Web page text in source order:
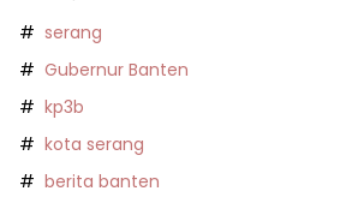
serang
Gubernur Banten
kp3b
kota serang
berita banten